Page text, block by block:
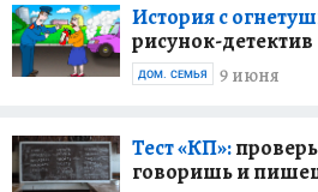
История с
рисунок-детектив
9 июня
ДОМ. СЕМЬЯ
Тест «КП»:
говоришь и